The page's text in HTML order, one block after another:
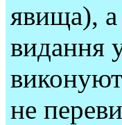
явища), а
видання
не